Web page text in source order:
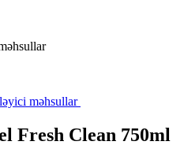
məhsullar
Fresh Clean 750ml